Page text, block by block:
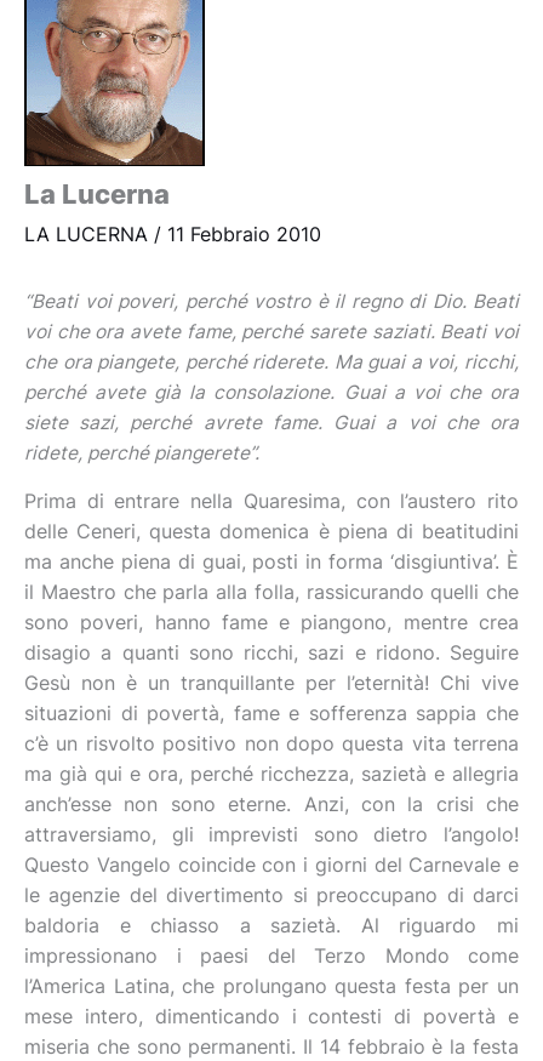
La Lucerna
LA LUCERNA / 11 Febbraio 2010
“Beati voi poveri, perché vostro è il regno di Dio. Beati
voi che ora avete fame, perché sarete saziati. Beati voi
che ora piangete, perché riderete. Ma guai a voi, ricchi,
perché avete già la consolazione. Guai a voi che ora
siete sazi, perché avrete fame. Guai a voi che ora
ridete, perché piangerete”.
Prima di entrare nella Quaresima, con l’austero rito
delle Ceneri, questa domenica è piena di beatitudini
ma anche piena di guai, posti in forma ‘disgiuntiva’. È
il Maestro che parla alla folla, rassicurando quelli che
sono poveri, hanno fame e piangono, mentre crea
disagio a quanti sono ricchi, sazi e ridono. Seguire
Gesù non è un tranquillante per l’eternità! Chi vive
situazioni di povertà, fame e sofferenza sappia che
c’è un risvolto positivo non dopo questa vita terrena
ma già qui e ora, perché ricchezza, sazietà e allegria
anch’esse non sono eterne. Anzi, con la crisi che
attraversiamo, gli imprevisti sono dietro l’angolo!
Questo Vangelo coincide con i giorni del Carnevale e
le agenzie del divertimento si preoccupano di darci
baldoria e chiasso a sazietà. Al riguardo mi
impressionano i paesi del Terzo Mondo come
l’America Latina, che prolungano questa festa per un
mese intero, dimenticando i contesti di povertà e
miseria che sono permanenti. Il 14 febbraio è la festa